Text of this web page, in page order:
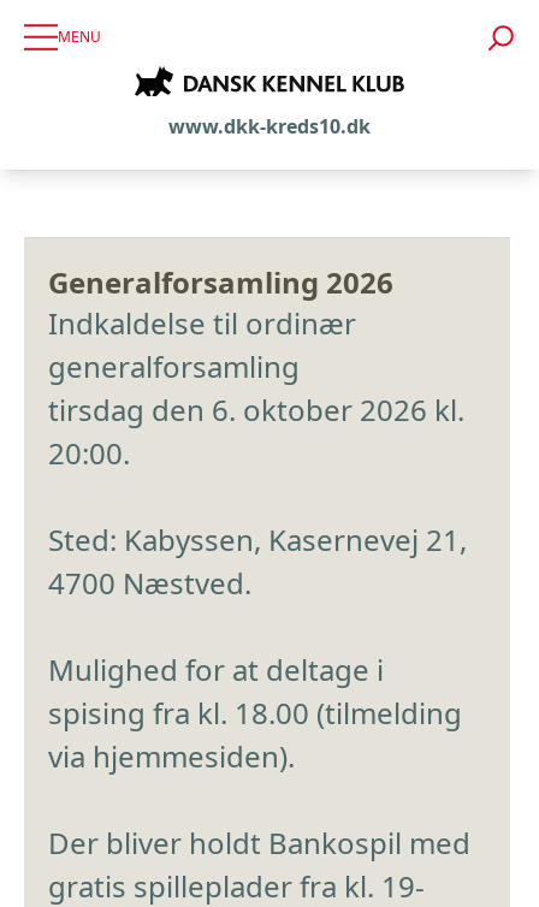
MENU
www.dkk-kreds10.dk
Generalforsamling 2026
Indkaldelse til ordinær
generalforsamling
tirsdag den 6. oktober 2026 kl.
20:00.
Sted: Kabyssen, Kasernevej 21,
4700 Næstved.
Mulighed for at deltage i
spising fra kl. 18.00 (tilmelding
via hjemmesiden).
Der bliver holdt Bankospil med
gratis spilleplader fra kl. 19-